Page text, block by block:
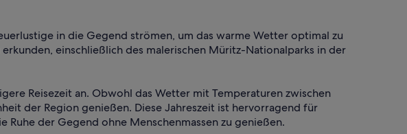
in die Gegend strömen, um das warme Wetter optimal zu
einschließlich des malerischen Müritz-Nationalparks in der
Reisezeit an. Obwohl das Wetter mit Temperaturen zwischen
der Region genießen. Diese Jahreszeit ist hervorragend für
der Gegend ohne Menschenmassen zu genießen.